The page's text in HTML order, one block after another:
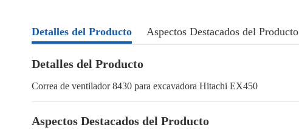
Detalles del Producto Aspectos Destacados del Producto
Detalles del Producto
Correa de ventilador 8430 para excavadora Hitachi EX450
Aspectos Destacados del Producto